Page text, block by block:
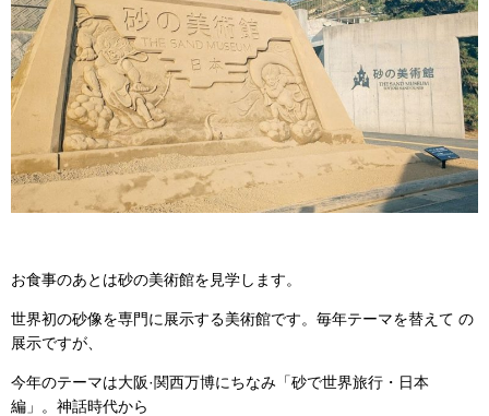
お食事のあとは砂の美術館を見学します。
世界初の砂像を専門に展示する美術館です。毎年テーマを替えて の
展示ですが、
今年のテーマは大阪·関西万博にちなみ「砂で世界旅行・日本
編」。神話時代から